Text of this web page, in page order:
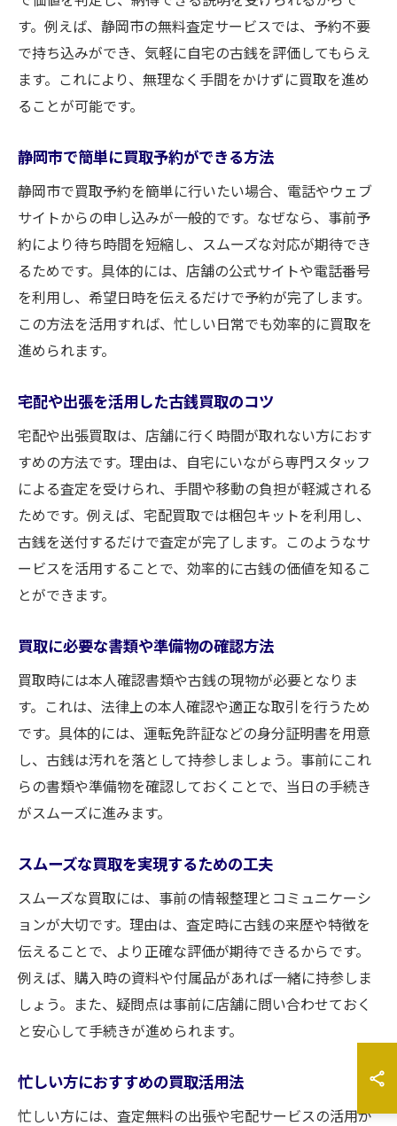
す。例えば、静岡市の無料査定サービスでは、予約不要
で持ち込みができ、気軽に自宅の古銭を評価してもらえ
ます。これにより、無理なく手間をかけずに買取を進め
ることが可能です。
静岡市で簡単に買取予約ができる方法
静岡市で買取予約を簡単に行いたい場合、電話やウェブ
サイトからの申し込みが一般的です。なぜなら、事前予
約により待ち時間を短縮し、スムーズな対応が期待でき
るためです。具体的には、店舗の公式サイトや電話番号
を利用し、希望日時を伝えるだけで予約が完了します。
この方法を活用すれば、忙しい日常でも効率的に買取を
進められます。
宅配や出張を活用した古銭買取のコツ
宅配や出張買取は、店舗に行く時間が取れない方におす
すめの方法です。理由は、自宅にいながら専門スタッフ
による査定を受けられ、手間や移動の負担が軽減される
ためです。例えば、宅配買取では梱包キットを利用し、
古銭を送付するだけで査定が完了します。このようなサ
ービスを活用することで、効率的に古銭の価値を知るこ
とができます。
買取に必要な書類や準備物の確認方法
買取時には本人確認書類や古銭の現物が必要となりま
す。これは、法律上の本人確認や適正な取引を行うため
です。具体的には、運転免許証などの身分証明書を用意
し、古銭は汚れを落として持参しましょう。事前にこれ
らの書類や準備物を確認しておくことで、当日の手続き
がスムーズに進みます。
スムーズな買取を実現するための工夫
スムーズな買取には、事前の情報整理とコミュニケーシ
ョンが大切です。理由は、査定時に古銭の来歴や特徴を
伝えることで、より正確な評価が期待できるからです。
例えば、購入時の資料や付属品があれば一緒に持参しま
しょう。また、疑問点は事前に店舗に問い合わせておく
と安心して手続きが進められます。
忙しい方におすすめの買取活用法
忙しい方には、査定無料の出張や宅配サービスの活用が